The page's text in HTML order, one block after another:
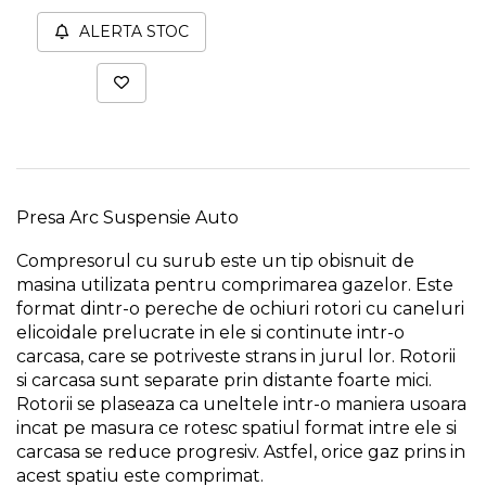
Capre & Suporti Auto
Pat Mobil Auto
Cric Hidraulic
Chei Tubulare
Bara Tractare Auto
Canistre benzina
(combustibil)
Presa Hidraulica Tinichigerie
Set Pentru Demontat Piulite
& Suruburi
Extractor Rulmenti
Cabluri
ALERTA STOC
Presa Arc Suspensie Auto
Compresorul cu surub este un tip obisnuit de
masina utilizata pentru comprimarea gazelor. Este
format dintr-o pereche de ochiuri rotori cu caneluri
elicoidale prelucrate in ele si continute intr-o
carcasa, care se potriveste strans in jurul lor. Rotorii
si carcasa sunt separate prin distante foarte mici.
Rotorii se plaseaza ca uneltele intr-o maniera usoara
incat pe masura ce rotesc spatiul format intre ele si
carcasa se reduce progresiv. Astfel, orice gaz prins in
acest spatiu este comprimat.